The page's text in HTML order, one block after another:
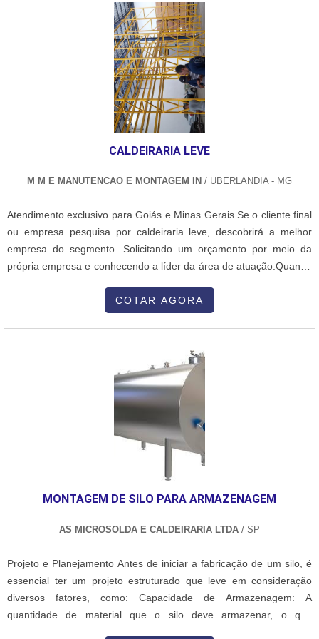
quem busca combustão industrial. Com foco na experiência dos
clientes, oferece itens variados como cavalete de gás e assistência
técnica em queimadores industriais com ótima qualidade e
precisão.Com a organização é possível tirar as suas dúvidas sobre
os serviços do ramo, além de contar com os melhores profissionais
e instalações. Assim, conquistando a confiança e a satisfação dos
clientes, que são os maiores objetivos da marca.A E-Burner
Combustão Industrial é uma empresa que tem se destacado da
concorrência pela idoneidade em tudo que faz onde garantem uma
completas para a construção e manutenção de dutos terrestres.A
Normatec conta com uma equipe altamente qualificada e
tecnologia de ponta para realizar projetos de dutos terrestres,
desde a concepção até a execução. Além disso, a empresa
também oferece serviços de inspeção e manutenção, garantindo a
segurança e eficiência das instalações.Com um compromisso
constante com a qualidade e a satisfação do cliente, a Normatec
se destaca no mercado pela excelência de seus serviços e pela
Seja para a construção de novos dutos ou para a reforma de
estruturas existentes, a Normatec é a escolha ideal para empresas
CALDEIRARIA LEVE
M M E MANUTENCAO E MONTAGEM IN / UBERLANDIA - MG
Atendimento exclusivo para Goiás e Minas Gerais.Se o cliente final
ou empresa pesquisa por caldeiraria leve, descobrirá a melhor
empresa do segmento. Solicitando um orçamento por meio da
própria empresa e conhecendo a líder da área de atuação.Quando
Manutenção e Montagem o cliente encontrará ótima qualidade
criar aos parceiros uma estrutura com escritório de alta qualidade
onde são realizadas as atividades e equipamentos de última
geração, tudo para oferecer caldeiraria leve com ótima
qualidade.Há muitas maneiras eficientes de uma empresa
demonstrar competência, excelência e destaque em sua área de
atuação. A M M e Manutenção e Montagem se mostra referência
por ter: Soluções completas para montagem, desmontagem e
área de atuação; Comprometimento com o resultado dos
clientes.Sem perder o foco em caldeiraria leve, na essência da
ótima qualidade e proteção, detalhes que passam despercebidos e
podem gerar prejuízo futuros para os clientes.É por tudo isso e
muito mais que a M M e Manutenção e Montagem é uma empresa
que preza pela segurança quando se fala do segmento de
COTAR AGORA
MONTAGEM DE SILO PARA ARMAZENAGEM
AS MICROSOLDA E CALDEIRARIA LTDA / SP
Projeto e Planejamento Antes de iniciar a fabricação de um silo, é
essencial ter um projeto estruturado que leve em consideração
diversos fatores, como: Capacidade de Armazenagem: A
quantidade de material que o silo deve armazenar, o que